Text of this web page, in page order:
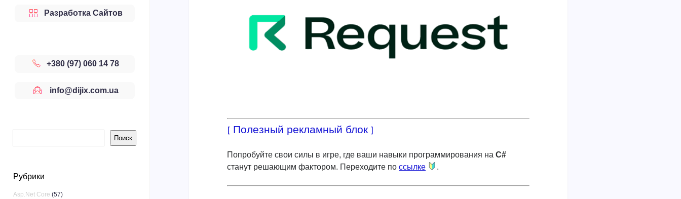
Разработка Сайтов
+380 (97) 060 14 78
info@dijix.com.ua
Боковая
панель
Поиск
Рубрики
Asp.Net Core (57)
[ Полезный рекламный блок ]
Попробуйте свои силы в игре, где ваши навыки программирования наC#
станут решающим фактором. Переходите поссылке .